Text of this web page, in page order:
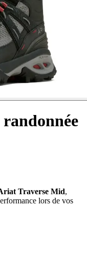
randonnée
Traverse Mid,
lors de vos